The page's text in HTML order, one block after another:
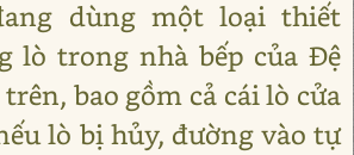
dùng một loại thiết
lò trong nhà bếp của Đệ
bao gồm cả cái lò cửa
lò bị hủy, đường vào tự